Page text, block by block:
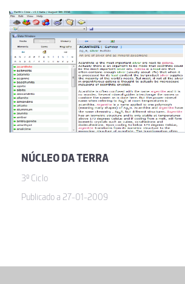
NÚCLEO DA TERRA
3º Ciclo
Publicado a 27-01-2009